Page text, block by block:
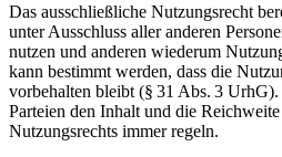
Das ausschließliche Nutzungsrecht
unter Ausschluss aller anderen
nutzen und anderen wiederum
kann bestimmt werden, dass die
vorbehalten bleibt (§ 31 Abs. 3
Parteien den Inhalt und die
Nutzungsrechts immer regeln.